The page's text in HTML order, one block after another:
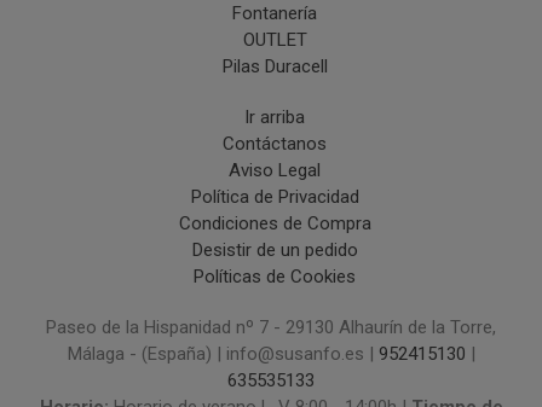
Fontanería
OUTLET
Pilas Duracell
Ir arriba
Contáctanos
Aviso Legal
Política de Privacidad
Condiciones de Compra
Desistir de un pedido
Políticas de Cookies
Paseo de la Hispanidad nº 7 - 29130 Alhaurín de la Torre,
Málaga - (España) | info@susanfo.es | 952415130
635535133